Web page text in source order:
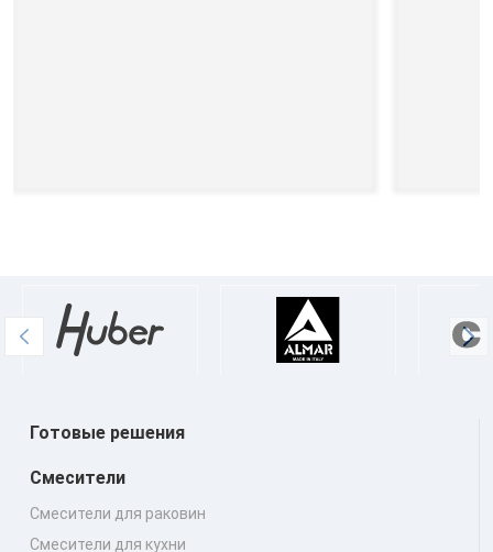
Готовые решения
Смесители
Смесители для раковин
Смесители для кухни